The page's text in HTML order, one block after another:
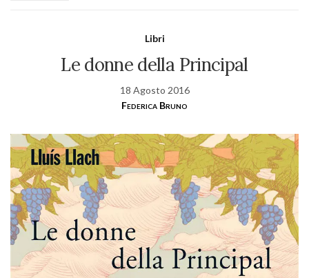
Libri
Le donne della Principal
18 Agosto 2016
Federica Bruno